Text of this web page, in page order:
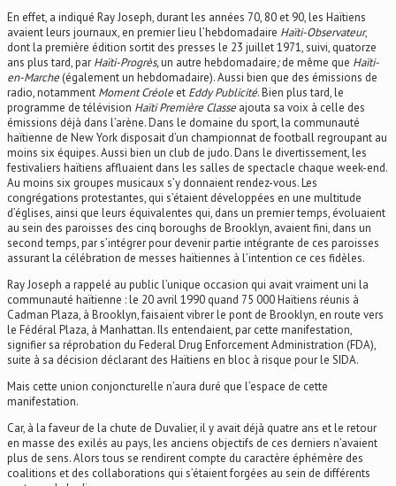
En effet, a indiqué Ray Joseph, durant les années 70, 80 et 90, les Haïtiens
avaient leurs journaux, en premier lieu l’hebdomadaire Haïti-Observateur,
dont la première édition sortit des presses le 23 juillet 1971, suivi, quatorze
ans plus tard, par Haïti-Progrès,un autre hebdomadaire;de même que Haïti-
en-Marche (également un hebdomadaire). Aussi bien que des émissions de
radio, notamment Moment Créole et Eddy Publicité. Bien plus tard, le
programme de télévision Haïti Première Classe ajouta sa voix à celle des
émissions déjà dans l’arène. Dans le domaine du sport, la communauté
haïtienne de New York disposait d’un championnat de football regroupant au
moins six équipes. Aussi bien un club de judo. Dans le divertissement, les
festivaliers haïtiens affluaient dans les salles de spectacle chaque week-end.
Au moins six groupes musicaux s’y donnaient rendez-vous. Les
congrégations protestantes, qui s’étaient développées en une multitude
d’églises, ainsi que leurs équivalentes qui, dans un premier temps, évoluaient
au sein des paroisses des cinq boroughs de Brooklyn, avaient fini, dans un
second temps, par s’intégrer pour devenir partie intégrante de ces paroisses
assurant la célébration de messes haïtiennes à l’intention ce ces fidèles.
Ray Joseph a rappelé au public l’unique occasion qui avait vraiment uni la
communauté haïtienne : le 20 avril 1990 quand 75 000 Haïtiens réunis à
Cadman Plaza, à Brooklyn, faisaient vibrer le pont de Brooklyn, en route vers
le Fédéral Plaza, à Manhattan. Ils entendaient, par cette manifestation,
signifier sa réprobation du Federal Drug Enforcement Administration (FDA),
suite à sa décision déclarant des Haïtiens en bloc à risque pour le SIDA.
Mais cette union conjoncturelle n’aura duré que l’espace de cette
manifestation.
Car, à la faveur de la chute de Duvalier, il y avait déjà quatre ans et le retour
en masse des exilés au pays, les anciens objectifs de ces derniers n’avaient
plus de sens. Alors tous se rendirent compte du caractère éphémère des
coalitions et des collaborations qui s’étaient forgées au sein de différents